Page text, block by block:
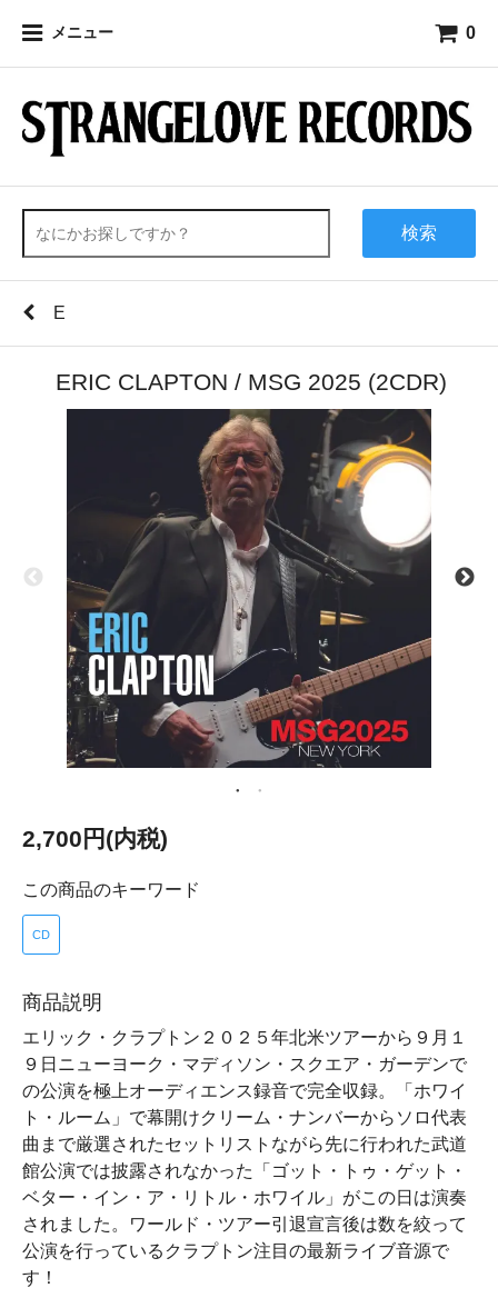
メニュー 0
検索
E
ERIC CLAPTON / MSG 2025 (2CDR)
2,700円(内税)
この商品のキーワード
CD
商品説明
エリック・クラプトン２０２５年北米ツアーから９月１
９日ニューヨーク・マディソン・スクエア・ガーデンで
の公演を極上オーディエンス録音で完全収録。「ホワイ
ト・ルーム」で幕開けクリーム・ナンバーからソロ代表
曲まで厳選されたセットリストながら先に行われた武道
館公演では披露されなかった「ゴット・トゥ・ゲット・
ベター・イン・ア・リトル・ホワイル」がこの日は演奏
されました。ワールド・ツアー引退宣言後は数を絞って
公演を行っているクラプトン注目の最新ライブ音源で
す！